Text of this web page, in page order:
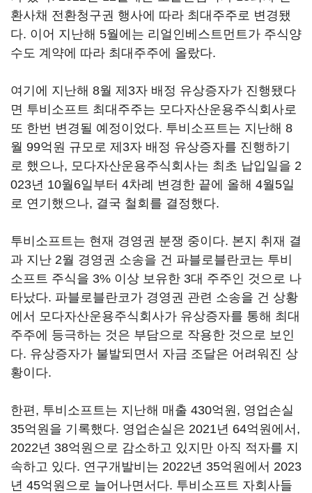
환사채 전환청구권 행사에 따라 최대주주로 변경됐
다. 이어 지난해 5월에는 리얼인베스트먼트가 주식양
수도 계약에 따라 최대주주에 올랐다.
여기에 지난해 8월 제3자 배정 유상증자가 진행됐다
면 투비소프트 최대주주는 모다자산운용주식회사로
또 한번 변경될 예정이었다. 투비소프트는 지난해 8
월 99억원 규모로 제3자 배정 유상증자를 진행하기
로 했으나, 모다자산운용주식회사는 최초 납입일을 2
023년 10월6일부터 4차례 변경한 끝에 올해 4월5일
로 연기했으나, 결국 철회를 결정했다.
투비소프트는 현재 경영권 분쟁 중이다. 본지 취재 결
과 지난 2월 경영권 소송을 건 파블로블란코는 투비
소프트 주식을 3% 이상 보유한 3대 주주인 것으로 나
타났다. 파블로블란코가 경영권 관련 소송을 건 상황
에서 모다자산운용주식회사가 유상증자를 통해 최대
주주에 등극하는 것은 부담으로 작용한 것으로 보인
다. 유상증자가 불발되면서 자금 조달은 어려워진 상
황이다.
한편, 투비소프트는 지난해 매출 430억원 , 영업손실
35억원을 기록했다. 영업손실은 2021년 64억원에서 ,
2022년 38억원으로 감소하고 있지만 아직 적자를 지
속하고 있다. 연구개발비는 2022년 35억원에서 2023
년 45억원으로 늘어나면서다. 투비소프트 자회사들